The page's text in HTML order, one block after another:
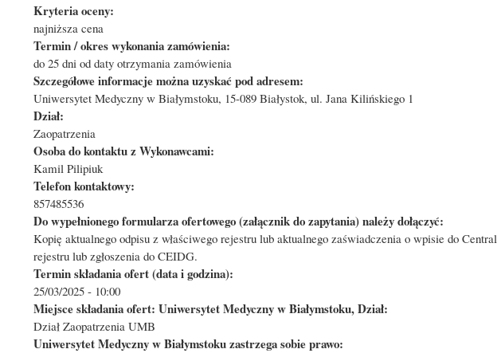
Kryteria oceny:
najniższa cena
Termin / okres wykonania zamówienia:
do 25 dni od daty otrzymania zamówienia
Szczegółowe informacje można uzyskać pod adresem:
Uniwersytet Medyczny w Białymstoku, 15-089 Białystok, ul. Jana Kilińskiego 1
Dział:
Zaopatrzenia
Osoba do kontaktu z Wykonawcami:
Kamil Pilipiuk
Telefon kontaktowy:
857485536
Do wypełnionego formularza ofertowego (załącznik do zapytania) należy dołączyć:
Kopię aktualnego odpisu z właściwego rejestru lub aktualnego zaświadczenia o wpisie do
rejestru lub zgłoszenia do CEIDG.
Termin składania ofert (data i godzina):
25/03/2025 - 10:00
Miejsce składania ofert: Uniwersytet Medyczny w Białymstoku, Dział:
Dział Zaopatrzenia UMB
Uniwersytet Medyczny w Białymstoku zastrzega sobie prawo: